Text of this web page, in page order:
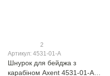
2
Артикул: 4531-01-A
Шнурок для бейджа з
карабіном Axent 4531-01-A,